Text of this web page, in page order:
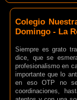
Colegio
Domingo - La
Siempre es grato
dice, que se
profesionalismo en
importante que lo
en eso OTP no
coordinaciones,